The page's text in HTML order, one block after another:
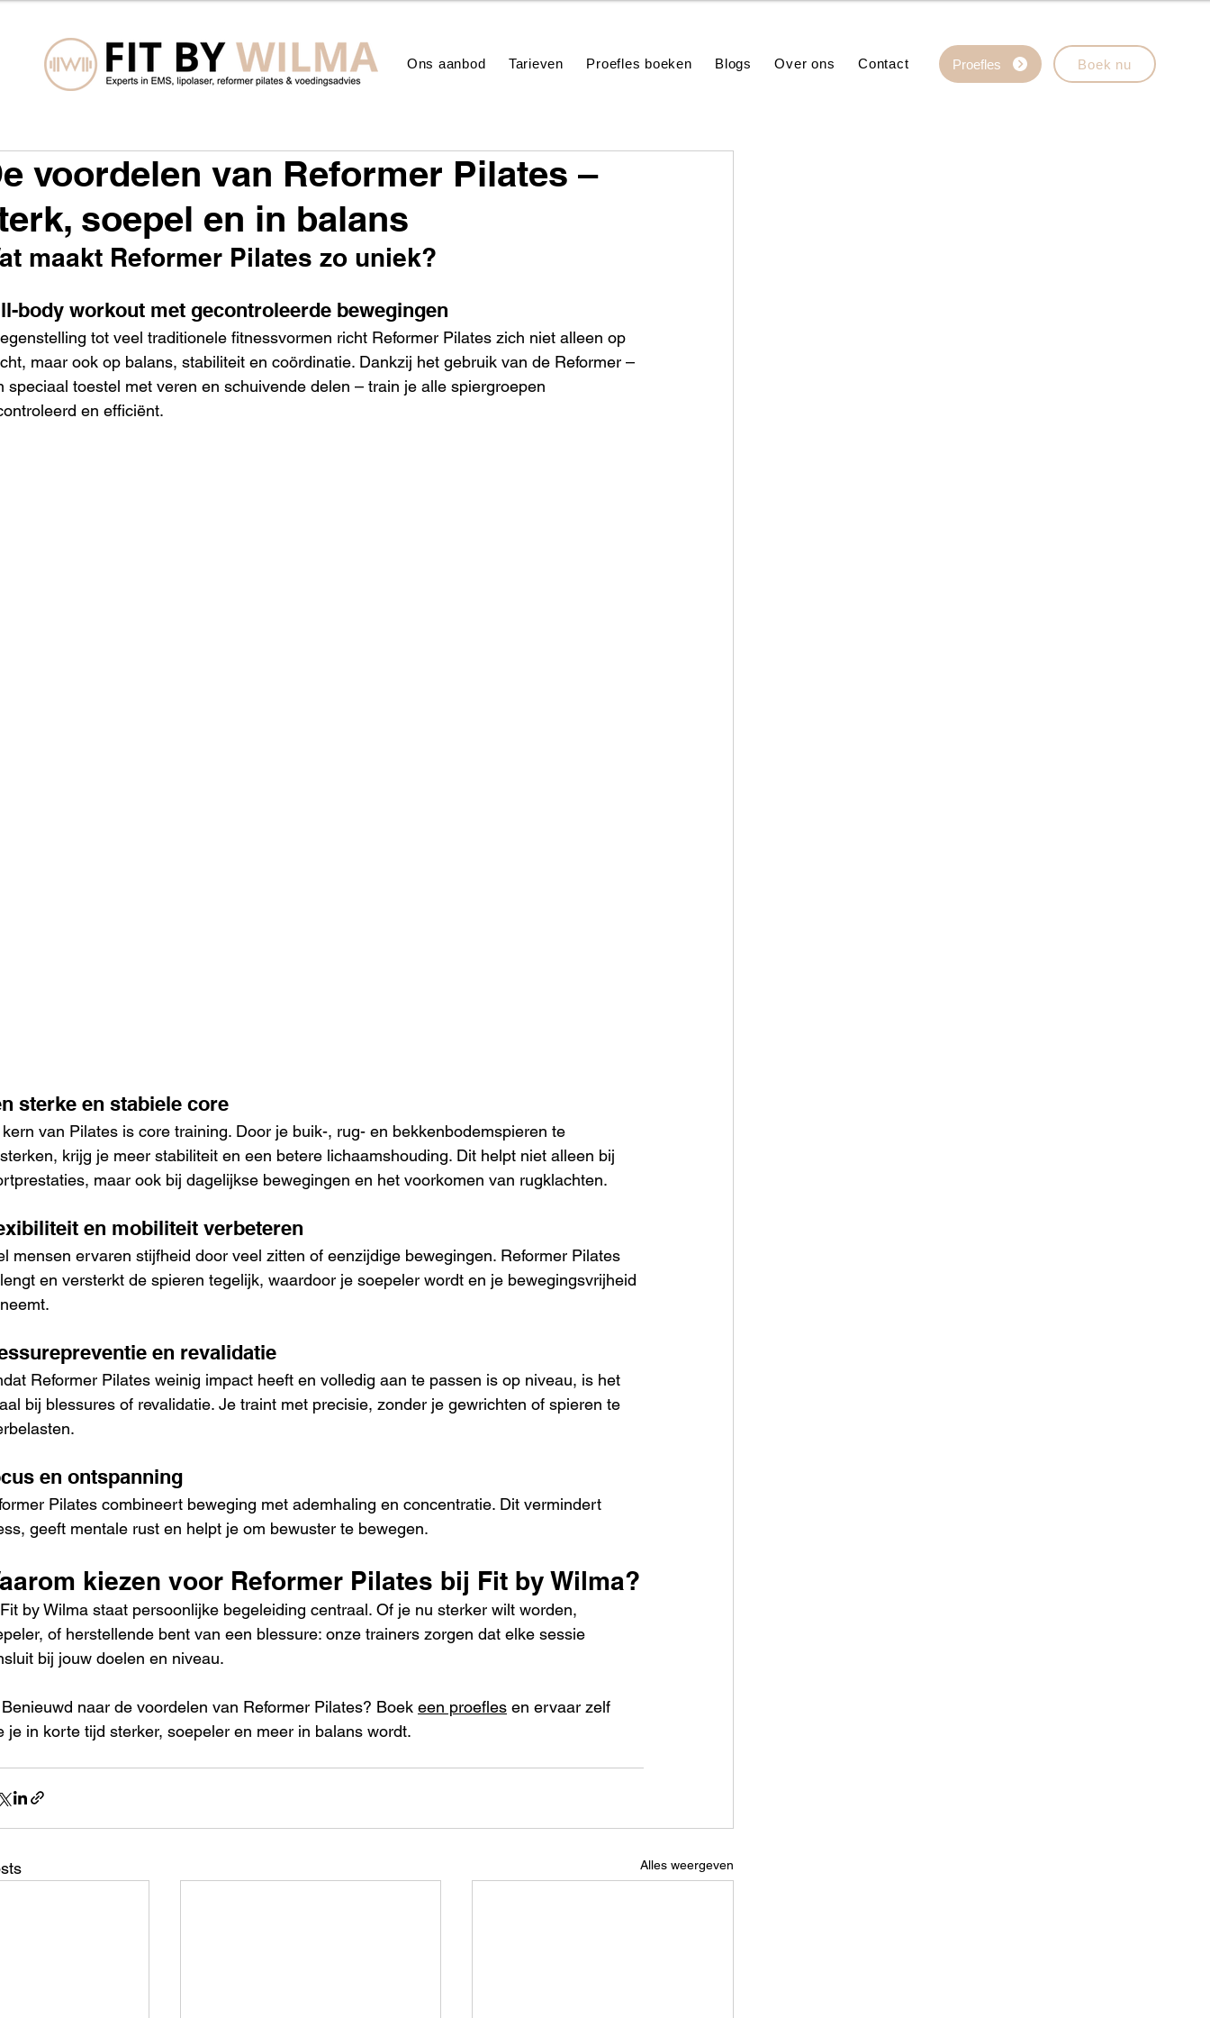
Ons aanbod Tarieven Proefles boeken Blogs Over ons Contact Proefles Boek nu
voordelen van Reformer Pilates –
soepel en in balans
maakt Reformer Pilates zo uniek?
body workout met gecontroleerde bewegingen
tot veel traditionele fitnessvormen richt Reformer Pilates zich niet alleen op
maar ook op balans, stabiliteit en coördinatie. Dankzij het gebruik van de Reformer –
speciaal toestel met veren en schuivende delen – train je alle spiergroepen
en efficiënt.
sterke en stabiele core
van Pilates is core training. Door je buik-, rug- en bekkenbodemspieren te
krijg je meer stabiliteit en een betere lichaamshouding. Dit helpt niet alleen bij
maar ook bij dagelijkse bewegingen en het voorkomen van rugklachten.
en mobiliteit verbeteren
mensen ervaren stijfheid door veel zitten of eenzijdige bewegingen. Reformer Pilates
en versterkt de spieren tegelijk, waardoor je soepeler wordt en je bewegingsvrijheid
en revalidatie
Reformer Pilates weinig impact heeft en volledig aan te passen is op niveau, is het
bij blessures of revalidatie. Je traint met precisie, zonder je gewrichten of spieren te
en ontspanning
Pilates combineert beweging met ademhaling en concentratie. Dit vermindert
geeft mentale rust en helpt je om bewuster te bewegen.
kiezen voor Reformer Pilates bij Fit by Wilma?
by Wilma staat persoonlijke begeleiding centraal. Of je nu sterker wilt worden,
of herstellende bent van een blessure: onze trainers zorgen dat elke sessie
bij jouw doelen en niveau.
naar de voordelen van Reformer Pilates? Boek een proefles en ervaar zelf
je in korte tijd sterker, soepeler en meer in balans wordt.
Alles weergeven